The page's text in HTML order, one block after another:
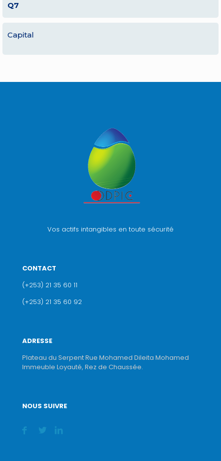
Q7
Capital
Vos actifs intangibles en toute sécurité
CONTACT
(+253) 21 35 60 11
(+253) 21 35 60 92
ADRESSE
Plateau du Serpent Rue Mohamed Dileita Mohamed
Immeuble Loyauté, Rez de Chaussée.
NOUS SUIVRE